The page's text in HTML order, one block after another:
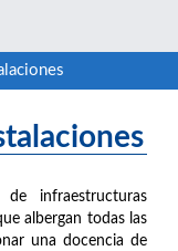
de infraestructuras
albergan todas las
una docencia de